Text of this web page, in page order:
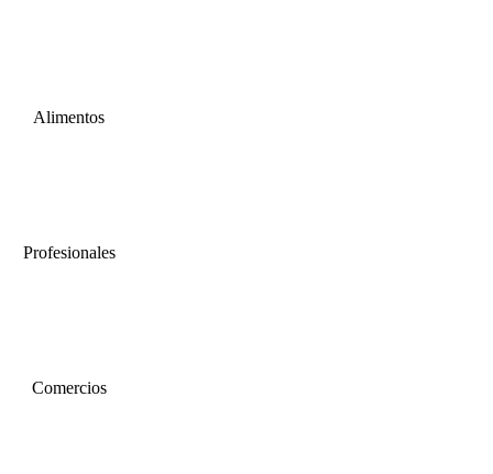
Alimentos
Profesionales
Comercios